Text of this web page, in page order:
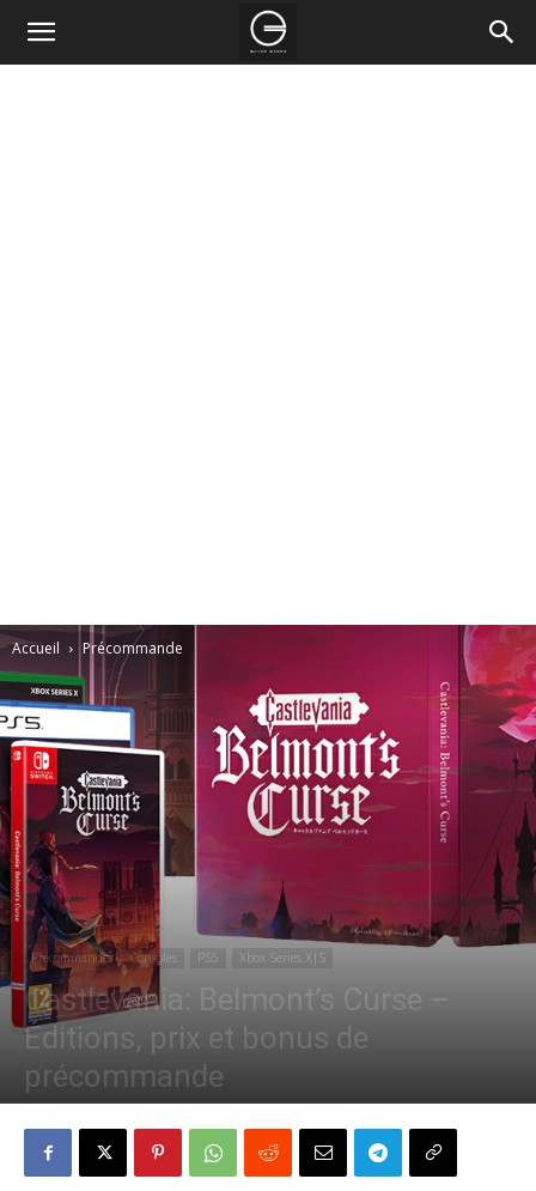
Accueil Précommande
Précommande Consoles PS5 Xbox Series X|S
Castlevania: Belmont’s Curse –
Éditions, prix et bonus de
précommande